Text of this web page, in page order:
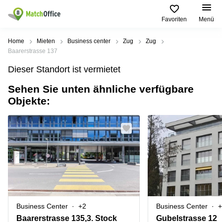
Favoriten Menü
Mieten / Vermieten
Produktseiten
Büro
Business
Coworking
Virtuelle
Büros
Besprechungsräume
Beliebte
Städte
Coworking
Zürich
Coworking
Zug
Coworking
Basel
Coworking
Coworking
Lugano
Beliebte
Suchanfragen
Leutschenbachstrasse
95 Zürich
Bahnhofplatz
1 Zürich
Bahnhofstrasse
10 Zürich
Bahnhofstrasse
Europaallee
41 Zürich
Hilfe
Über uns
Büro vermieten
Preis
Anmelden
Sprache wählen
French
Home Mieten Business center Zug
Zug
Baarerstrasse 137
Dieser Standort ist vermietet
Sehen Sie unten ähnliche verfügbare
Objekte:
Business Center +2
Baarerstrasse 135,3. Stock
Business Center
Gubelstrasse 12